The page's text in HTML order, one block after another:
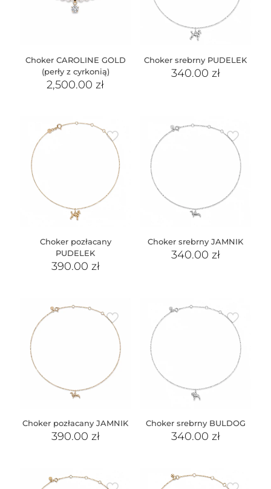
Choker CAROLINE GOLD
(perły z cyrkonią)
2,500.00zł
Choker srebrny PUDELEK
340.00 zł
Choker pozłacany
PUDELEK
390.00 zł
Choker srebrny JAMNIK
340.00 zł
Choker pozłacany JAMNIK
390.00 zł
Choker srebrny BULDOG
340.00 zł